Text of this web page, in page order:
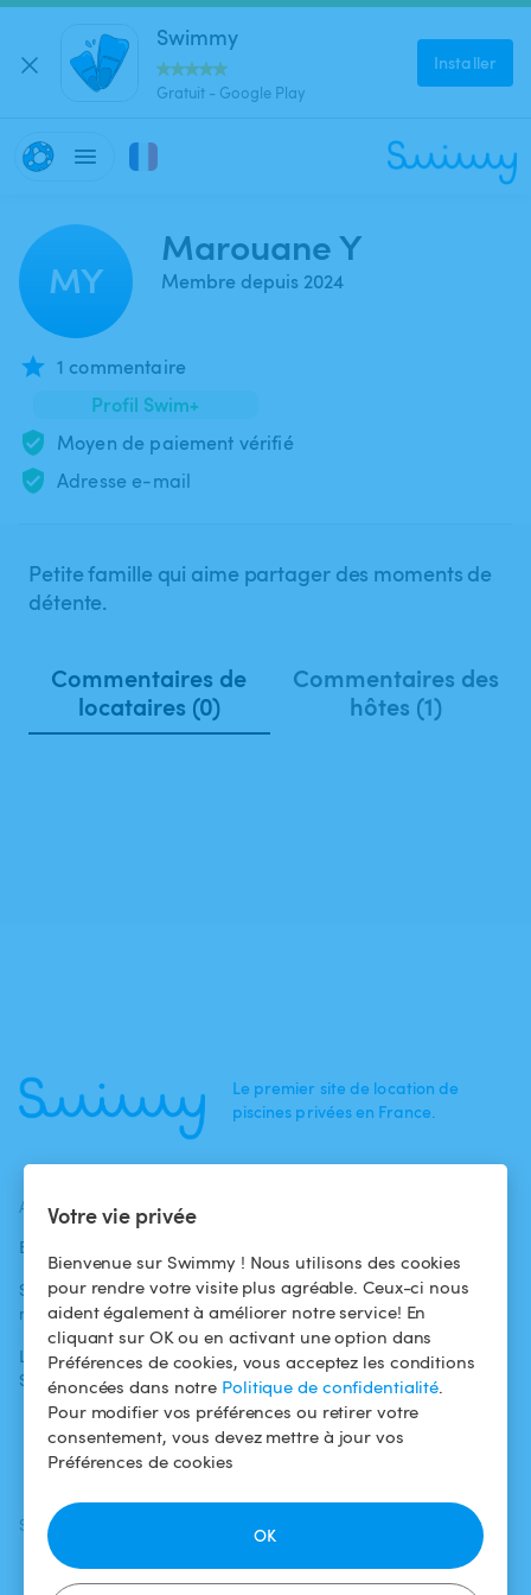
Votre vie privée
Bienvenue sur Swimmy ! Nous utilisons des cookies
pour rendre votre visite plus agréable. Ceux-ci nous
aident également à améliorer notre service! En
cliquant sur OK ou en activant une option dans
Préférences de cookies, vous acceptez les conditions
énoncées dans notre Politique de confidentialité.
Pour modifier vos préférences ou retirer votre
consentement, vous devez mettre à jour vos
Préférences de cookies
OK
Swimmy
Gratuit - Google Play
Installer
MY
Marouane Y
Membre depuis 2024
1 commentaire
Profil Swim+
Moyen de paiement vérifié
Adresse e-mail
Petite famille qui aime partager des moments de
détente.
Commentaires de
locataires (0)
Commentaires des
hôtes (1)
Le premier site de location de
piscines privées en France.
ACTUALITÉS
Blog
Swimmy dans les
médias
L'aventure
Swimmy
baigneurs
Pour les
propriétaires
Louer ma piscine
Comment ça
marche ?
Conditions
d'utilisation
Politique de
confidentialité
Mentions légales
SUIVEZ-NOUS
Facebook